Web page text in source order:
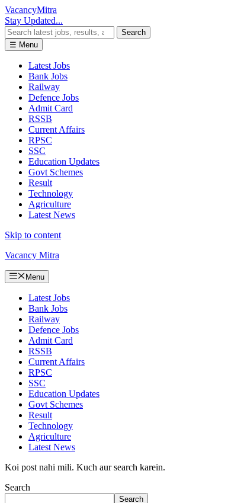
VacancyMitra
Stay Updated...
Search
☰ Menu
Latest Jobs
Bank Jobs
Railway
Defence Jobs
Admit Card
RSSB
Current Affairs
RPSC
SSC
Education Updates
Govt Schemes
Result
Technology
Agriculture
Latest News
Skip to content
Vacancy Mitra
Menu
Latest Jobs
Bank Jobs
Railway
Defence Jobs
Admit Card
RSSB
Current Affairs
RPSC
SSC
Education Updates
Govt Schemes
Result
Technology
Agriculture
Latest News
Koi post nahi mili. Kuch aur search karein.
Search
Search